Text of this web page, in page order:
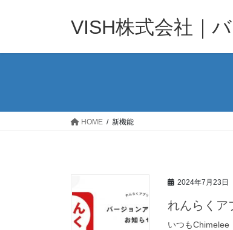
VISH株式会社｜
HOME 新機能
2024年7月23日
れんらくア
いつもChimelee